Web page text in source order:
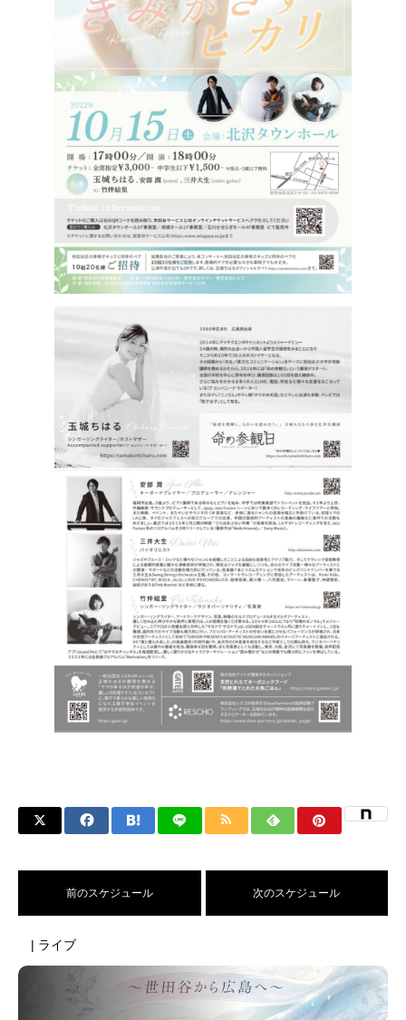
前のスケジュール 次のスケジュール
| ライブ